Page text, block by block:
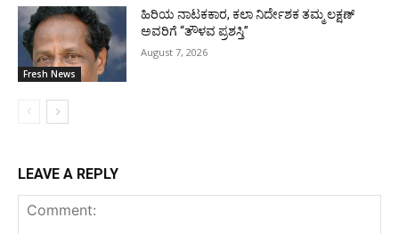
Fresh News
ಹಿರಿಯ ನಾಟಕಕಾರ, ಕಲಾ ನಿರ್ದೇಶಕ ತಮ್ಮ ಲಕ್ಷಣ್
ಅವರಿಗೆ “ತೌಳವ ಪ್ರಶಸ್ತಿ”
August 7, 2026
LEAVE A REPLY